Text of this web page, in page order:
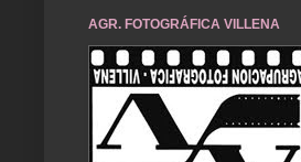
AGR. FOTOGRÁFICA VILLENA